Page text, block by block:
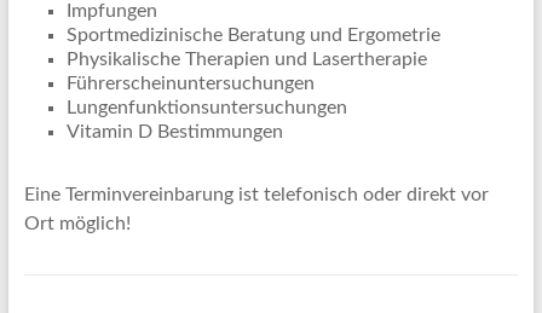
Impfungen
Sportmedizinische Beratung und Ergometrie
Physikalische Therapien und Lasertherapie
Führerscheinuntersuchungen
Lungenfunktionsuntersuchungen
Vitamin D Bestimmungen
Eine Terminvereinbarung ist telefonisch oder direkt vor
Ort möglich!